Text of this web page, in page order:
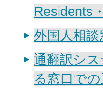
Residents
外国人相談
通翻訳シ
る窓口で